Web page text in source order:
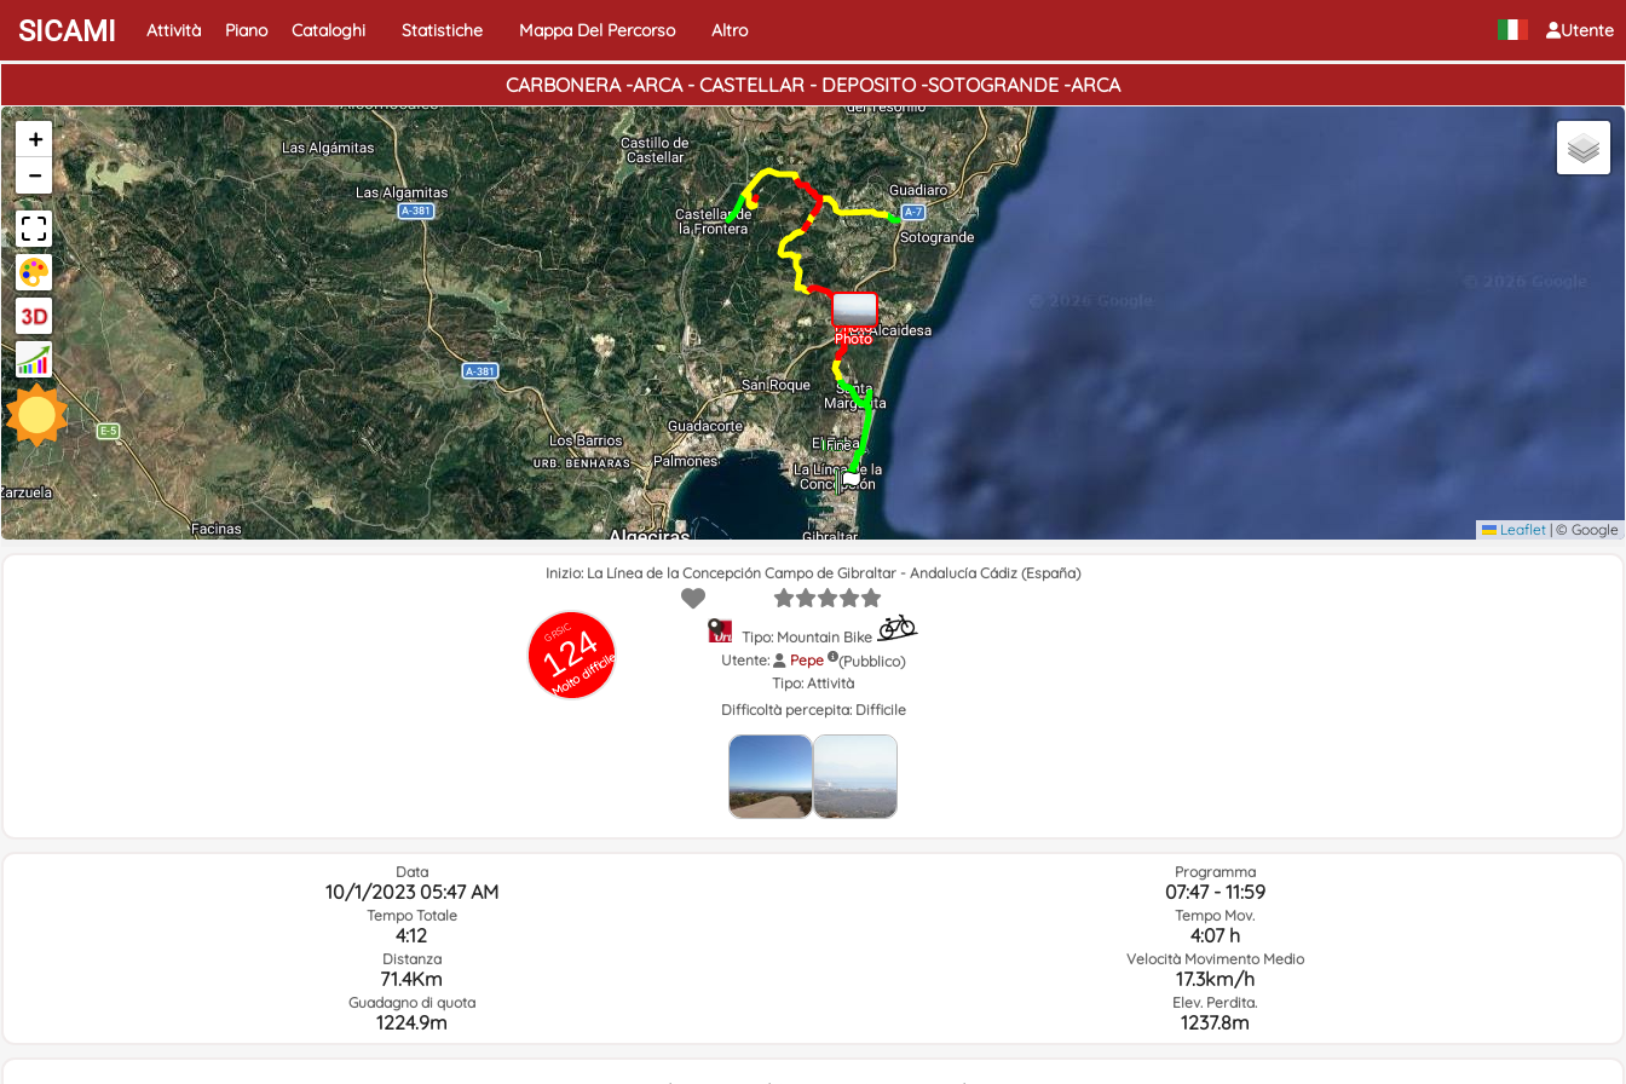
Utente
SICAMI Attività Piano Cataloghi Statistiche Mappa Del Percorso Altro
CARBONERA -ARCA - CASTELLAR - DEPOSITO -SOTOGRANDE -ARCA
Inizio
Fine
Photo
Photo
Photo
+
−
Leaflet | © Google
GRSIC
124
Molto difficile
Inizio: La Línea de la Concepción Campo de Gibraltar - Andalucía Cádiz (España)
Tipo: Mountain Bike
Utente:
Pepe
(Pubblico)
Tipo: Attività
Difficoltà percepita: Difficile
Data
10/1/2023 05:47 AM
Tempo Totale
4:12
Distanza
71.4Km
Guadagno di quota
1224.9m
Programma
07:47 - 11:59
Tempo Mov.
4:07 h
Velocità Movimento Medio
17.3km/h
Elev. Perdita.
1237.8m